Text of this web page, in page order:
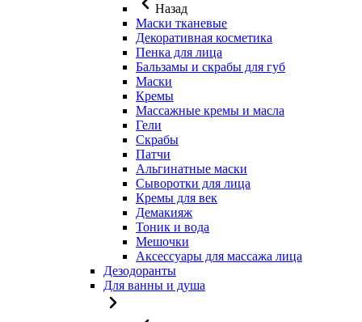
Назад
Маски тканевые
Декоративная косметика
Пенка для лица
Бальзамы и скрабы для губ
Маски
Кремы
Массажные кремы и масла
Гели
Скрабы
Патчи
Альгинатные маски
Сыворотки для лица
Кремы для век
Демакияж
Тоник и вода
Мешочки
Аксессуары для массажа лица
Дезодоранты
Для ванны и душа